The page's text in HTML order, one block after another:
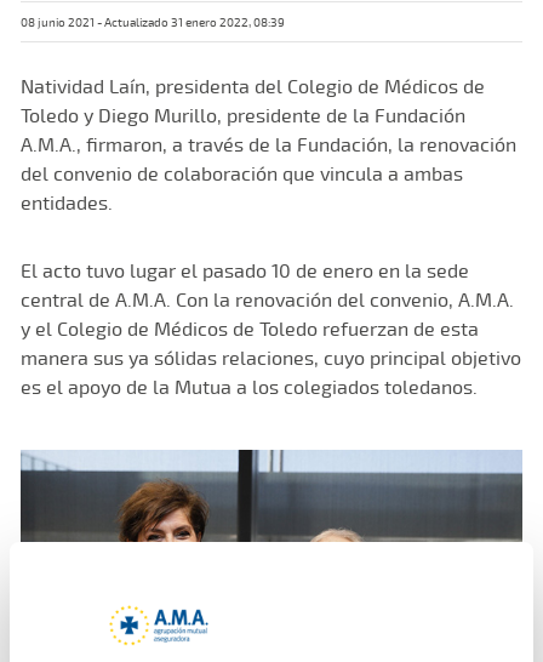
08 junio 2021 - Actualizado 31 enero 2022, 08:39
Natividad Laín, presidenta del Colegio de Médicos de
Toledo y Diego Murillo, presidente de la Fundación
A.M.A., firmaron, a través de la Fundación, la renovación
del convenio de colaboración que vincula a ambas
entidades.
El acto tuvo lugar el pasado 10 de enero en la sede
central de A.M.A. Con la renovación del convenio, A.M.A.
y el Colegio de Médicos de Toledo refuerzan de esta
manera sus ya sólidas relaciones, cuyo principal objetivo
es el apoyo de la Mutua a los colegiados toledanos.